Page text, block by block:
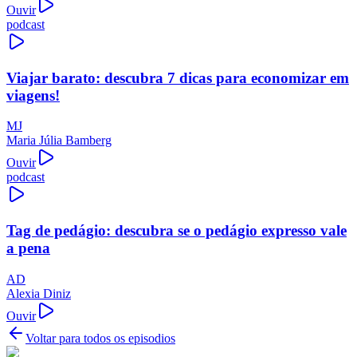
Ouvir
podcast
Viajar barato: descubra 7 dicas para economizar em
viagens!
MJ
Maria Júlia Bamberg
Ouvir
podcast
Tag de pedágio: descubra se o pedágio expresso vale
a pena
AD
Alexia Diniz
Ouvir
Voltar para todos os episodios